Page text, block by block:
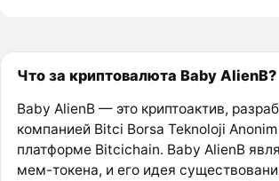
Что за криптовалюта Baby AlienB?
Baby AlienB — это криптоактив,
компанией Bitci Borsa Teknoloji
платформе Bitcichain. Baby AlienB
мем-токена, и его идея